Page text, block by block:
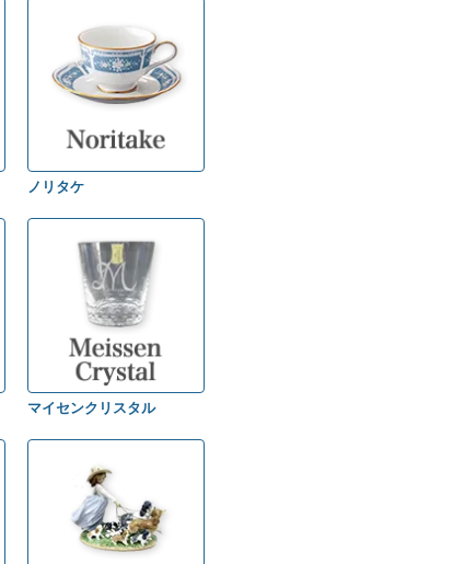
ノリタケ
マイセンクリスタル